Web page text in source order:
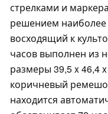
стрелками и
решением наиболее
восходящий к
часов выполнен из
размеры 39,5 x 46,4
коричневый
находится